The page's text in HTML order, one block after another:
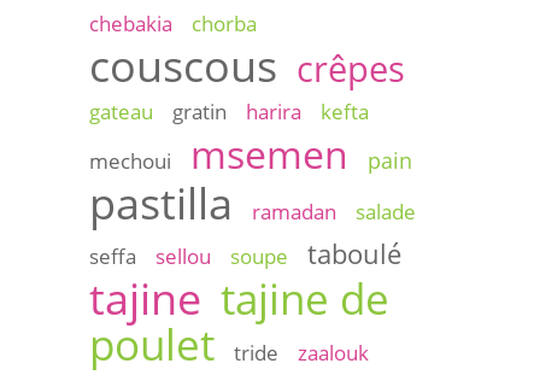
chebakia
chorba
couscous crêpes
gateau gratin harira
kefta
mechoui
msemen pain
pastilla ramadan
salade
seffa
sellou soupe taboulé
tajine tajine de
poulet
tride
zaalouk